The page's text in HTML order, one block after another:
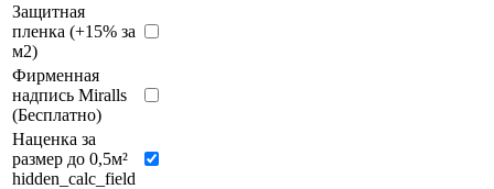
Защитная
пленка (+15% за
м2)
Фирменная
надпись Miralls
(Бесплатно)
Наценка за
размер до 0,5м²
hidden_calc_field